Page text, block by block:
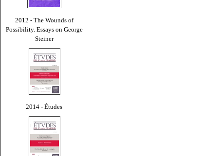
2012 - The Wounds of
Possibility. Essays on George
Steiner
2014 - Études